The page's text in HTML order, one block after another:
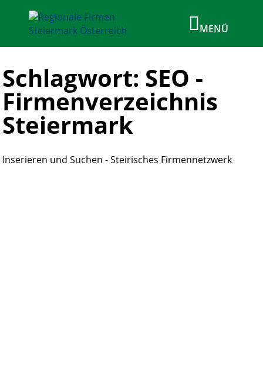
Schlagwort: SEO -
Firmenverzeichnis
Steiermark
Inserieren und Suchen - Steirisches Firmennetzwerk